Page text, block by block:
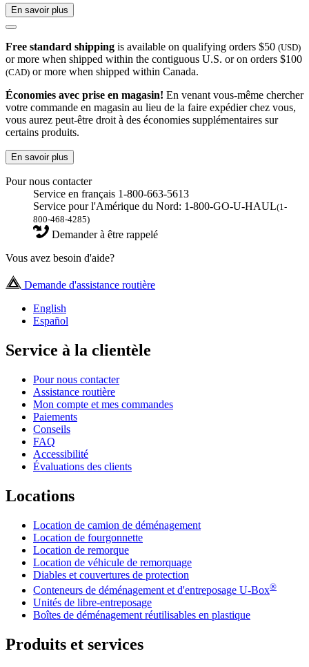
En savoir plus
Free standard shipping is available on qualifying orders $50 (USD)
or more when shipped within the contiguous U.S. or on orders $100
(CAD) or more when shipped within Canada.
Économies avec prise en magasin! En venant vous-même chercher
votre commande en magasin au lieu de la faire expédier chez vous,
vous aurez peut-être droit à des économies supplémentaires sur
certains produits.
En savoir plus
Pour nous contacter
Service en français 1-800-663-5613
Service pour l'Amérique du Nord: 1-800-GO-U-HAUL(1-
800-468-4285)
Demander à être rappelé
Vous avez besoin d'aide?
Demande d'assistance routière
English
Español
Service à la clientèle
Pour nous contacter
Assistance routière
Mon compte et mes commandes
Paiements
Conseils
FAQ
Accessibilité
Évaluations des clients
Locations
Location de camion de déménagement
Location de fourgonnette
Location de remorque
Location de véhicule de remorquage
Diables et couvertures de protection
Conteneurs de déménagement et d'entreposage U-Box®
Unités de libre-entreposage
Boîtes de déménagement réutilisables en plastique
Produits et services